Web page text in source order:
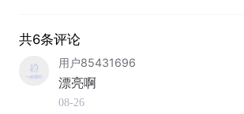
共6条评论
用户85431696
漂亮啊
08-26